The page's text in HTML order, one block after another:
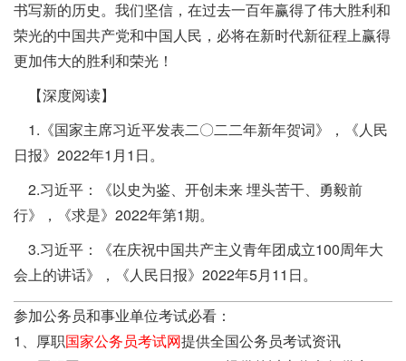
书写新的历史。我们坚信，在过去一百年赢得了伟大胜利和
荣光的中国共产党和中国人民，必将在新时代新征程上赢得
更加伟大的胜利和荣光！
【深度阅读】
1.《国家主席习近平发表二〇二二年新年贺词》，《人民
日报》2022年1月1日。
2.习近平：《以史为鉴、开创未来 埋头苦干、勇毅前
行》，《求是》2022年第1期。
3.习近平：《在庆祝中国共产主义青年团成立100周年大
会上的讲话》，《人民日报》2022年5月11日。
参加公务员和事业单位考试必看：
1、厚职国家公务员考试网提供全国公务员考试资讯